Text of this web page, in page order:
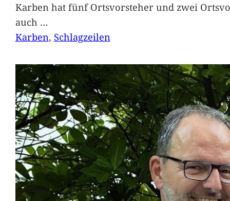
Karben hat fünf Ortsvorsteher und zwei
auch …
Karben, Schlagzeilen